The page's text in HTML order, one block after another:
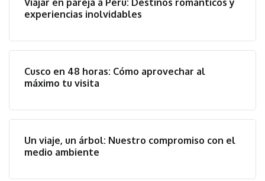
Viajar en pareja a Perú: Destinos románticos y
experiencias inolvidables
Cusco en 48 horas: Cómo aprovechar al
máximo tu visita
Un viaje, un árbol: Nuestro compromiso con el
medio ambiente